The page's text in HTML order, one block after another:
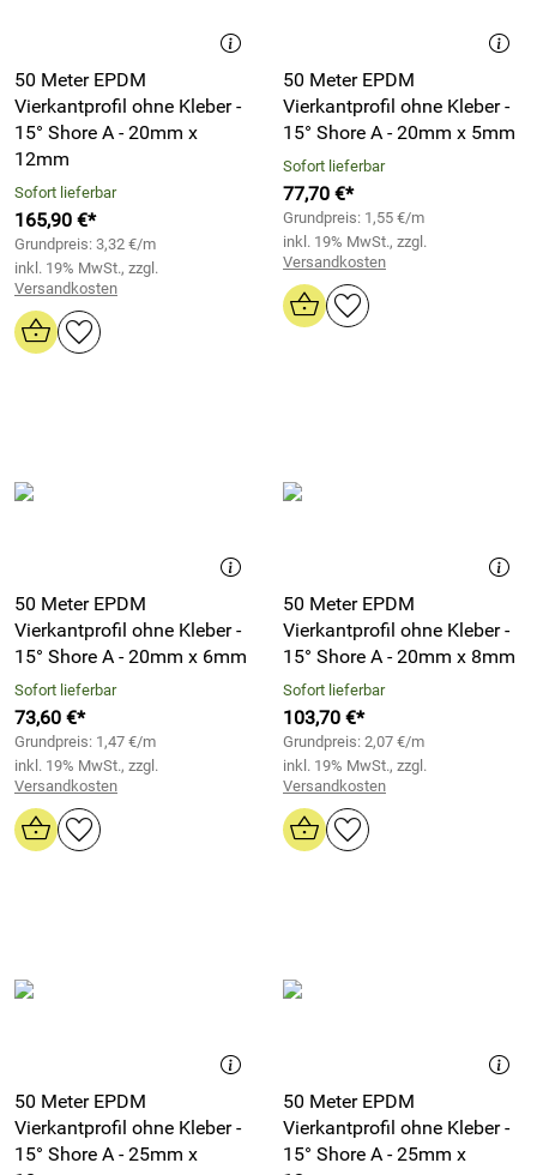
50 Meter EPDM
Vierkantprofil ohne Kleber -
15° Shore A - 20mm x
12mm
Sofort lieferbar
165,90 €*
Grundpreis: 3,32 €/m
inkl. 19% MwSt., zzgl.
Versandkosten
50 Meter EPDM
Vierkantprofil ohne Kleber -
15° Shore A - 20mm x 5mm
Sofort lieferbar
77,70 €*
Grundpreis: 1,55 €/m
inkl. 19% MwSt., zzgl.
Versandkosten
50 Meter EPDM
Vierkantprofil ohne Kleber -
15° Shore A - 20mm x 6mm
Sofort lieferbar
73,60 €*
Grundpreis: 1,47 €/m
inkl. 19% MwSt., zzgl.
Versandkosten
50 Meter EPDM
Vierkantprofil ohne Kleber -
15° Shore A - 20mm x 8mm
Sofort lieferbar
103,70 €*
Grundpreis: 2,07 €/m
inkl. 19% MwSt., zzgl.
Versandkosten
50 Meter EPDM
Vierkantprofil ohne Kleber -
15° Shore A - 25mm x
50 Meter EPDM
Vierkantprofil ohne Kleber -
15° Shore A - 25mm x